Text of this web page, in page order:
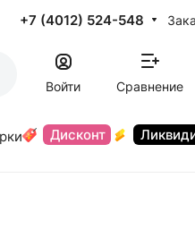
+7 (4012) 524-548
Войти Сравнение
Дисконт